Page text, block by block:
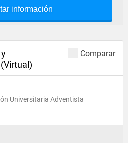
información
Comparar
Universitaria Adventista